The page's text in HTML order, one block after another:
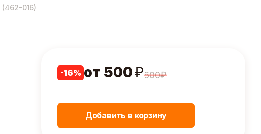
(462-016)
-16% от 500₽600₽
Добавить в корзину